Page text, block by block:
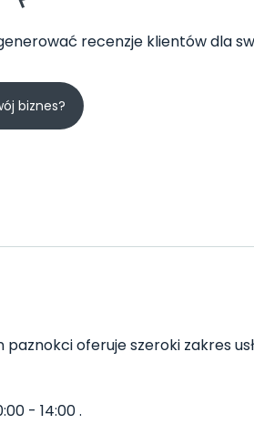
recenzje klientów dla
biznes?
oferuje szeroki zakres
- 14:00 .